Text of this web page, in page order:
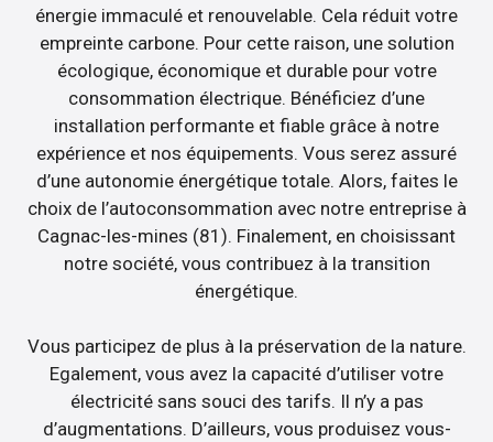
énergie immaculé et renouvelable. Cela réduit votre
empreinte carbone. Pour cette raison, une solution
écologique, économique et durable pour votre
consommation électrique. Bénéficiez d’une
installation performante et fiable grâce à notre
expérience et nos équipements. Vous serez assuré
d’une autonomie énergétique totale. Alors, faites le
choix de l’autoconsommation avec notre entreprise à
Cagnac-les-mines (81). Finalement, en choisissant
notre société, vous contribuez à la transition
énergétique.
Vous participez de plus à la préservation de la nature.
Egalement, vous avez la capacité d’utiliser votre
électricité sans souci des tarifs. Il n’y a pas
d’augmentations. D’ailleurs, vous produisez vous-